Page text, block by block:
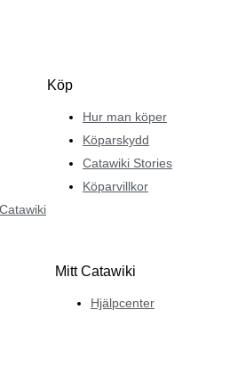
Köp
Hur man köper
Köparskydd
Catawiki Stories
Köparvillkor
Mitt Catawiki
Hjälpcenter